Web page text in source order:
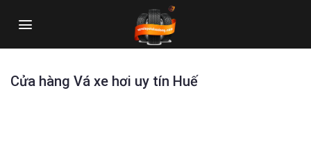
Cửa hàng Vá xe hơi uy tín Huế